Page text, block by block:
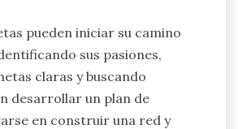
pueden iniciar su camino
sus pasiones,
claras y buscando
desarrollar un plan de
en construir una red y